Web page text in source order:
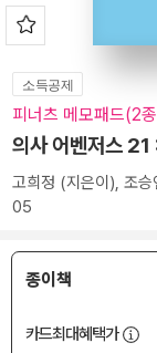
소득공제
피너츠 메모패드(2
의사 어벤저스 21
고희정 (지은이), 조승
05
종이책
카드최대혜택가